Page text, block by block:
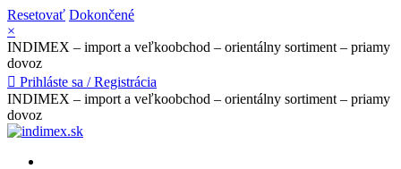
Resetovať Dokončené
×
INDIMEX – import a veľkoobchod – orientálny sortiment – priamy
dovoz
 Prihláste sa / Registrácia
INDIMEX – import a veľkoobchod – orientálny sortiment – priamy
dovoz